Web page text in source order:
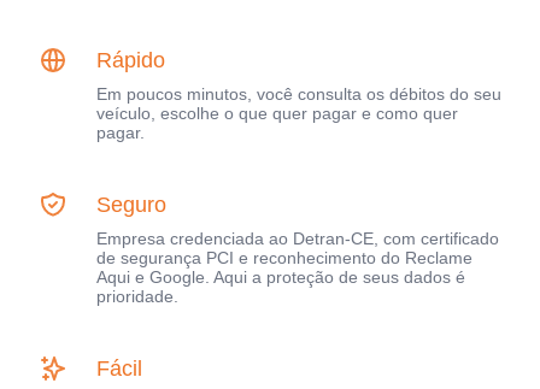
Rápido
Em poucos minutos, você consulta os débitos do seu
veículo, escolhe o que quer pagar e como quer
pagar.
Seguro
Empresa credenciada ao Detran-CE, com certificado
de segurança PCI e reconhecimento do Reclame
Aqui e Google. Aqui a proteção de seus dados é
prioridade.
Fácil